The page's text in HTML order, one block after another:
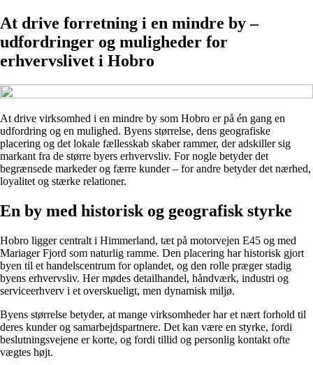
At drive forretning i en mindre by –
udfordringer og muligheder for
erhvervslivet i Hobro
At drive virksomhed i en mindre by som Hobro er på én gang en
udfordring og en mulighed. Byens størrelse, dens geografiske
placering og det lokale fællesskab skaber rammer, der adskiller sig
markant fra de større byers erhvervsliv. For nogle betyder det
begrænsede markeder og færre kunder – for andre betyder det nærhed,
loyalitet og stærke relationer.
En by med historisk og geografisk styrke
Hobro ligger centralt i Himmerland, tæt på motorvejen E45 og med
Mariager Fjord som naturlig ramme. Den placering har historisk gjort
byen til et handelscentrum for oplandet, og den rolle præger stadig
byens erhvervsliv. Her mødes detailhandel, håndværk, industri og
serviceerhverv i et overskueligt, men dynamisk miljø.
Byens størrelse betyder, at mange virksomheder har et nært forhold til
deres kunder og samarbejdspartnere. Det kan være en styrke, fordi
beslutningsvejene er korte, og fordi tillid og personlig kontakt ofte
vægtes højt.